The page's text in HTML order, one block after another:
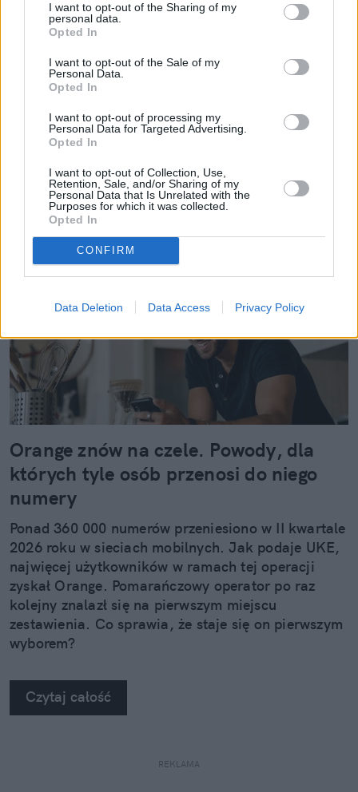
I want to opt-out of the Sharing of my
personal data.
Opted In
I want to opt-out of the Sale of my
Personal Data.
Opted In
I want to opt-out of processing my
Personal Data for Targeted Advertising.
Opted In
I want to opt-out of Collection, Use,
Retention, Sale, and/or Sharing of my
Personal Data that Is Unrelated with the
Purposes for which it was collected.
Opted In
CONFIRM
Data Deletion Data Access Privacy Policy
Uniwersytecie Warszawskim. Przez kilka lat
związana z Polską Agencją Prasową. Obecnie
Pokaż więcej
Czytaj więcej
Orange znów na czele. Powody, dla
których tyle osób przenosi do niego
numery
Ponad 360 000 numerów przeniesiono w II kwartale
2026 roku w sieciach mobilnych. Jak podaje UKE,
najwięcej użytkowników w ramach tej operacji
zyskał Orange. Pomarańczowy operator po raz
kolejny znalazł się na pierwszym miejscu
zestawienia. Co sprawia, że staje się on pierwszym
wyborem?
Czytaj całość
REKLAMA